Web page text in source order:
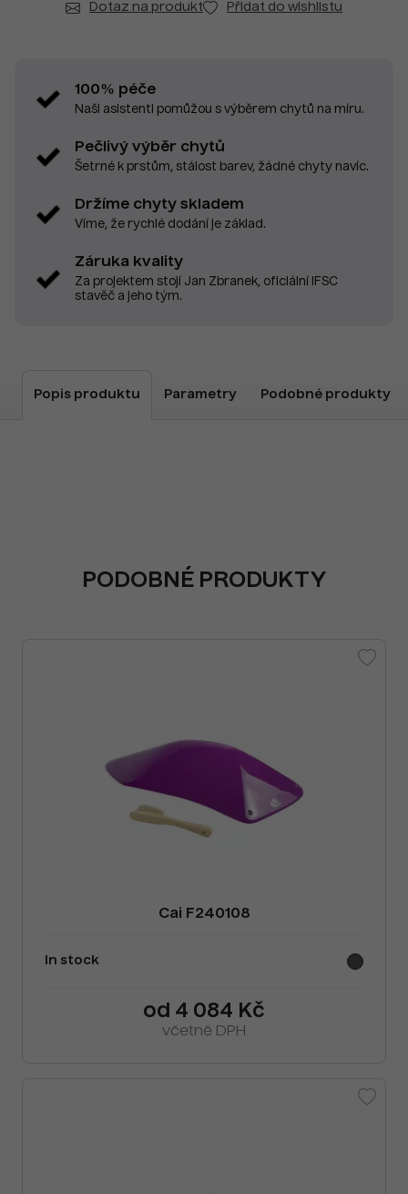
Dotaz na produkt Přidat do wishlistu
100% péče
Naši asistenti pomůžou s výběrem chytů na míru.
Pečlivý výběr chytů
Šetrné k prstům, stálost barev, žádné chyty navíc.
Držíme chyty skladem
Víme, že rychlé dodání je základ.
Záruka kvality
Za projektem stojí Jan Zbranek, oficiální IFSC
stavěč a jeho tým.
Popis produktu Parametry Podobné produkty
PODOBNÉ PRODUKTY
Cai F240108
In stock
od 4 084 Kč
včetně DPH